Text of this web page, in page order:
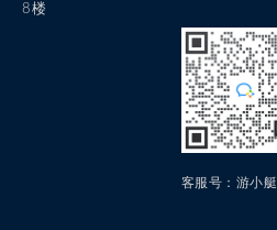
8楼
客服号：游小艇